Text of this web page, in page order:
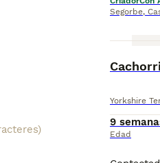
Segorbe,
Yorkshire
9
Edad